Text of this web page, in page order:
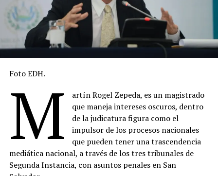
Foto EDH.
M
artín Rogel Zepeda, es un magistrado
que maneja intereses oscuros, dentro
de la judicatura figura como el
impulsor de los procesos nacionales
que pueden tener una trascendencia
mediática nacional, a través de los tres tribunales de
Segunda Instancia, con asuntos penales en San